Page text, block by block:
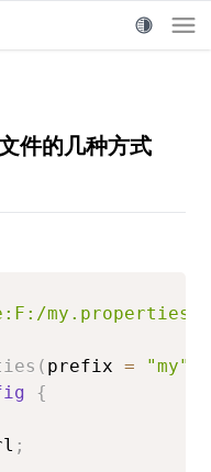
件的几种方式
my.properties"
( prefix = "my"
{
;